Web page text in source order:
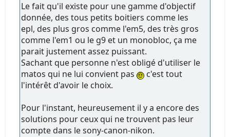
Le fait qu'il existe pour une gamme d'objectif
donnée, des tous petits boitiers comme les
epl, des plus gros comme l'em5, des très gros
comme l'em1 ou le g9 et un monobloc, ça me
parait justement assez puissant.
Sachant que personne n'est obligé d'utiliser le
matos qui ne lui convient pas
c'est tout
l'intérêt d'avoir le choix.
Pour l'instant, heureusement il y a encore des
solutions pour ceux qui ne trouvent pas leur
compte dans le sony-canon-nikon.